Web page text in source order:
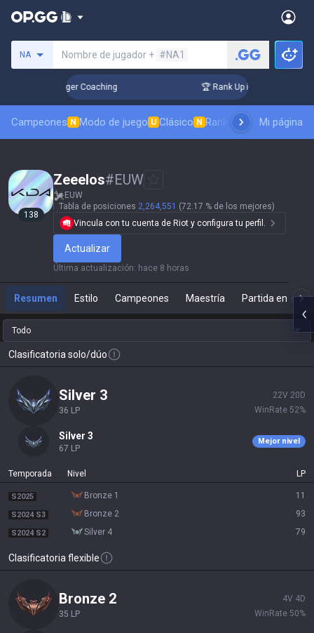
NA Nombre de jugador + #NA1
Days! Challenger Coaching 🏆 Rank Up in 3 Days!
Campeones N Modo de juego U Clásico N Ranking de aspectos
Mi página
138
Zeeelos#EUW
EUW
Tabla de posiciones 2,264,551 (72.17 % de los mejores)
Vincula con tu cuenta de Riot y configura tu perfil.
Actualizar
Última actualización: hace 8 horas
Resumen Estilo Campeones Maestría Partida en
Todo
Clasificatoria solo/dúo
silver 3
36 LP
22V 20 D
WinRate 52%
silver 3
67 LP
Mejor nivel
Temporada Nivel LP
S2025 bronze 1 11
S2024 S3 bronze 2 93
S2024 S2 silver 4 79
Clasificatoria flexible
bronze 2
35 LP
4V 4D
WinRate 50%